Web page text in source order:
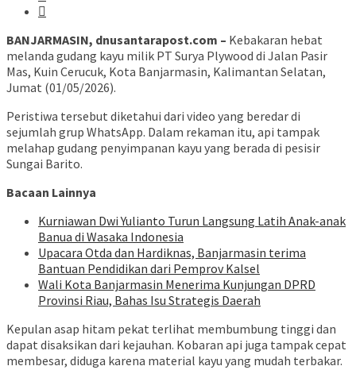
BANJARMASIN, dnusantarapost.com – Kebakaran hebat
melanda gudang kayu milik PT Surya Plywood di Jalan Pasir
Mas, Kuin Cerucuk, Kota Banjarmasin, Kalimantan Selatan,
Jumat (01/05/2026).
Peristiwa tersebut diketahui dari video yang beredar di
sejumlah grup WhatsApp. Dalam rekaman itu, api tampak
melahap gudang penyimpanan kayu yang berada di pesisir
Sungai Barito.
Bacaan Lainnya
Kurniawan Dwi Yulianto Turun Langsung Latih Anak-anak
Banua di Wasaka Indonesia
Upacara Otda dan Hardiknas, Banjarmasin terima
Bantuan Pendidikan dari Pemprov Kalsel
Wali Kota Banjarmasin Menerima Kunjungan DPRD
Provinsi Riau, Bahas Isu Strategis Daerah
Kepulan asap hitam pekat terlihat membumbung tinggi dan
dapat disaksikan dari kejauhan. Kobaran api juga tampak cepat
membesar, diduga karena material kayu yang mudah terbakar.